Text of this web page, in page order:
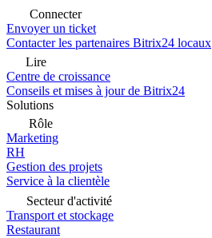
Connecter
Envoyer un ticket
Contacter les partenaires Bitrix24 locaux
Lire
Centre de croissance
Conseils et mises à jour de Bitrix24
Solutions
Rôle
Marketing
RH
Gestion des projets
Service à la clientèle
Secteur d'activité
Transport et stockage
Restaurant